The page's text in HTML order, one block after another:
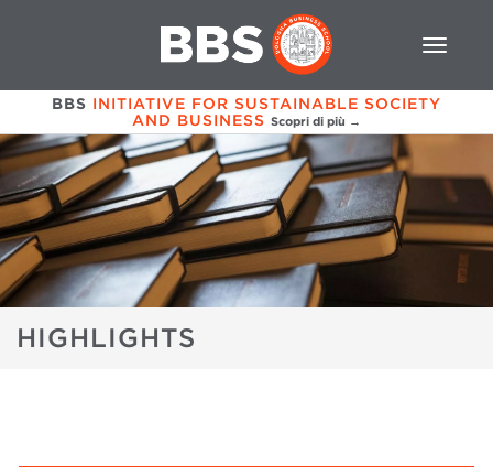
BBS INITIATIVE FOR SUSTAINABLE SOCIETY
AND BUSINESS Scopri di più →
HIGHLIGHTS